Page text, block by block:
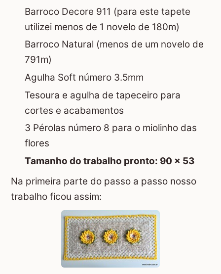
Barroco Decore 911 (para este tapete
utilizei menos de 1 novelo de 180m)
Barroco Natural (menos de um novelo de
791m)
Agulha Soft número 3.5mm
Tesoura e agulha de tapeceiro para
cortes e acabamentos
3 Pérolas número 8 para o miolinho das
flores
Tamanho do trabalho pronto: 90 x 53
Na primeira parte do passo a passo nosso
trabalho ficou assim: